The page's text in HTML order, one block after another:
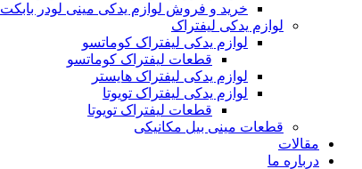
خرید و فروش لوازم یدکی مینی لودر بابکت
لوازم یدکی لیفتراک
لوازم یدکی لیفتراک کوماتسو
قطعات لیفتراک کوماتسو
لوازم یدکی لیفتراک هایستر
لوازم یدکی لیفتراک تویوتا
قطعات لیفتراک تویوتا
قطعات مینی بیل مکانیکی
مقالات
درباره ما